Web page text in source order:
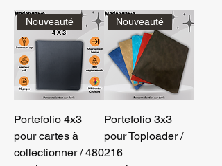
Nouveauté
Portefolio 4x3
pour cartes à
collectionner / 480
Nouveauté
Portefolio 3x3
pour Toploader /
216